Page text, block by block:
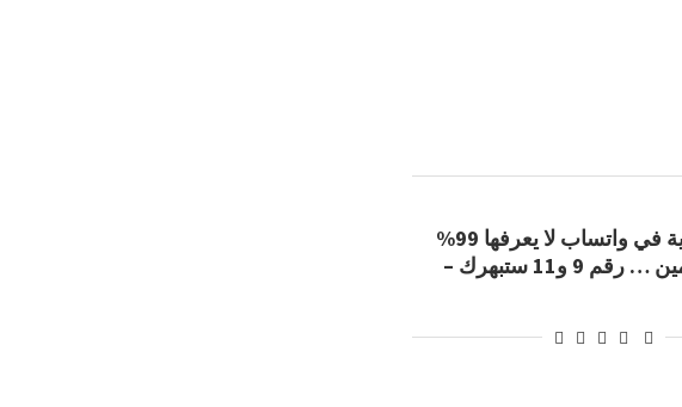
13 خدعة سرية في واتساب لا يعرفها 99%
من المستخدمين … رقم 9 و11 ستبهرك –